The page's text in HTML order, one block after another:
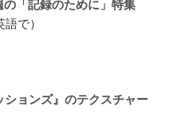
「記録のために」特集
語で）
ションズ』のテクスチャー